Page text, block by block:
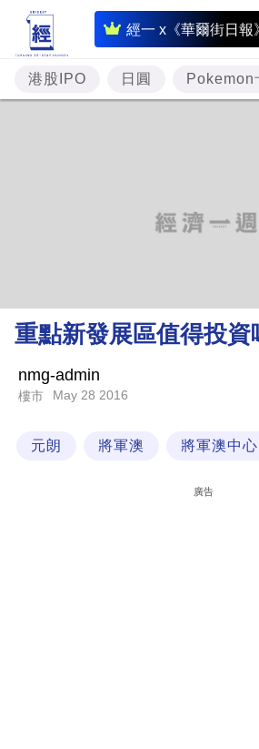
經一 x《華爾街日報
即
時
財
經
理
財
業
技
港股IPO 日圓 Pokemon
重點新發展區值得投資
nmg-admin
樓市 May 28 2016
元朗 將軍澳 將軍澳中心
廣告